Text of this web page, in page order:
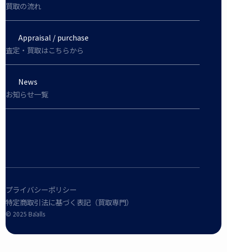
買取の流れ
Appraisal / purchase
査定・買取はこちらから
News
お知らせ一覧
プライバシーポリシー
特定商取引法に基づく表記（買取専門）
©︎ 2025 Bāalls